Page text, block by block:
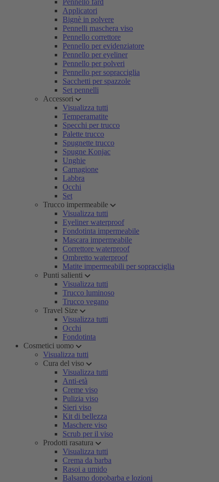
Pennello fard
Applicatori
Bignè in polvere
Pennelli maschera viso
Pennello correttore
Pennello per evidenziatore
Pennello per eyeliner
Pennello per polveri
Pennello per sopracciglia
Sacchetti per spazzole
Set pennelli
Accessori
Visualizza tutti
Temperamatite
Specchi per trucco
Palette trucco
Spugnette trucco
Spugne Konjac
Unghie
Carnagione
Labbra
Occhi
Set
Trucco impermeabile
Visualizza tutti
Eyeliner waterproof
Fondotinta impermeabile
Mascara impermeabile
Correttore waterproof
Ombretto waterproof
Matite impermeabili per sopracciglia
Punti salienti
Visualizza tutti
Trucco luminoso
Trucco vegano
Travel Size
Visualizza tutti
Occhi
Fondotinta
Cosmetici uomo
Visualizza tutti
Cura del viso
Visualizza tutti
Anti-età
Creme viso
Pulizia viso
Sieri viso
Kit di bellezza
Maschere viso
Scrub per il viso
Prodotti rasatura
Visualizza tutti
Crema da barba
Rasoi a umido
Balsamo dopobarba e lozioni